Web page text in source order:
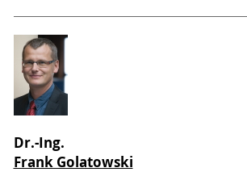
Dr.-Ing.
Frank Golatowski